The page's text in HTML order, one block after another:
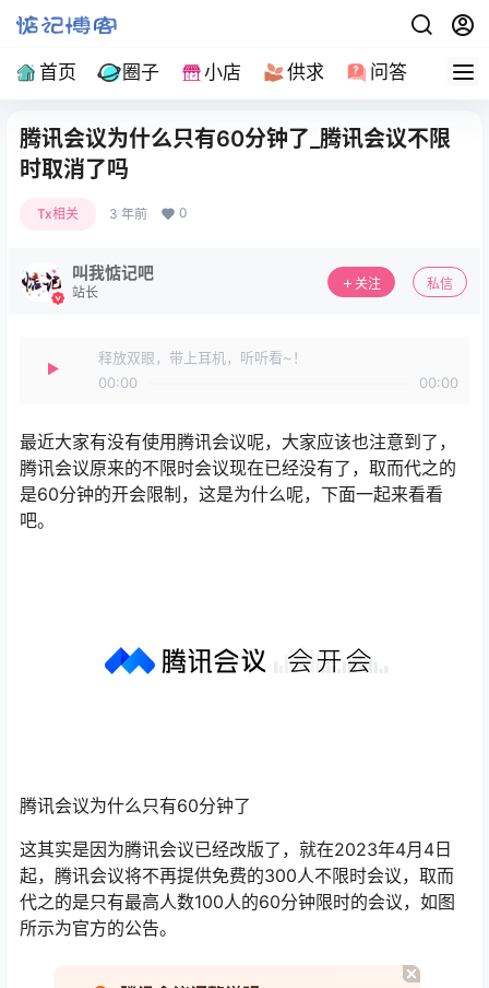
首页 圈子 小店 供求 问答 导航
腾讯会议为什么只有60分钟了_腾讯会议不限
时取消了吗
Tx相关 3 年前 0
叫我惦记吧
站长
关注 私信
释放双眼，带上耳机，听听看~！
00:00
00:00
最近大家有没有使用腾讯会议呢，大家应该也注意到了，
腾讯会议原来的不限时会议现在已经没有了，取而代之的
是60分钟的开会限制，这是为什么呢，下面一起来看看
吧。
腾讯会议为什么只有60分钟了
这其实是因为腾讯会议已经改版了，就在2023年4月4日
起，腾讯会议将不再提供免费的300人不限时会议，取而
代之的是只有最高人数100人的60分钟限时的会议，如图
所示为官方的公告。